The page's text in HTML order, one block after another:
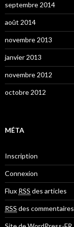
septembre 2014
août 2014
novembre 2013
janvier 2013
novembre 2012
octobre 2012
MÉTA
Inscription
Connexion
Flux RSS des articles
RSS des commentaires